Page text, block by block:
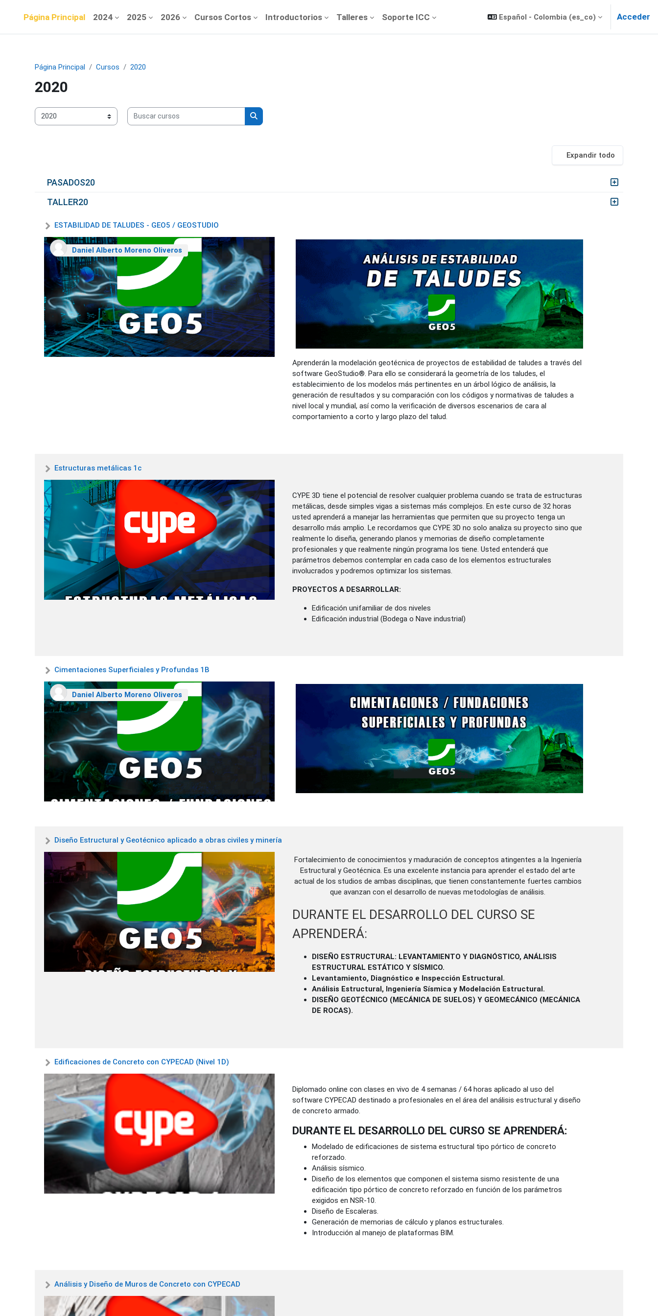
Página Principal 2024 2025 2026 Cursos Cortos Introductorios Talleres Soporte ICC Español - Colombia ‎(es_co)‎ Acceder
Página Principal Cursos 2020
2020
Categorías de curso
Buscar cursos
Buscar cursos
Expandir todo
PASADOS20
TALLER20
ESTABILIDAD DE TALUDES - GEO5 / GEOSTUDIO
Daniel Alberto Moreno Oliveros
Aprenderán la modelación geotécnica de proyectos de estabilidad de taludes a través del
software GeoStudio®. Para ello se considerará la geometría de los taludes, el
establecimiento de los modelos más pertinentes en un árbol lógico de análisis, la
generación de resultados y su comparación con los códigos y normativas de taludes a
nivel local y mundial, así como la verificación de diversos escenarios de cara al
comportamiento a corto y largo plazo del talud.
Estructuras metálicas 1c
CYPE 3D tiene el potencial de resolver cualquier problema cuando se trata de estructuras
metálicas, desde simples vigas a sistemas más complejos. En este curso de 32 horas
usted aprenderá a manejar las herramientas que permiten que su proyecto tenga un
desarrollo más amplio. Le recordamos que CYPE 3D no solo analiza su proyecto sino que
realmente lo diseña, generando planos y memorias de diseño completamente
profesionales y que realmente ningún programa los tiene. Usted entenderá que
parámetros debemos contemplar en cada caso de los elementos estructurales
involucrados y podremos optimizar los sistemas.
PROYECTOS A DESARROLLAR:
Edificación unifamiliar de dos niveles
Edificación industrial (Bodega o Nave industrial)
Cimentaciones Superficiales y Profundas 1B
Daniel Alberto Moreno Oliveros
Diseño Estructural y Geotécnico aplicado a obras civiles y minería
Fortalecimiento de conocimientos y maduración de conceptos atingentes a la Ingeniería
Estructural y Geotécnica. Es una excelente instancia para aprender el estado del arte
actual de los studios de ambas disciplinas, que tienen constantemente fuertes cambios
que avanzan con el desarrollo de nuevas metodologías de análisis.
DURANTE EL DESARROLLO DEL CURSO SE
APRENDERÁ:
DISEÑO ESTRUCTURAL: LEVANTAMIENTO Y DIAGNÓSTICO, ANÁLISIS
ESTRUCTURAL ESTÁTICO Y SÍSMICO.
Levantamiento, Diagnóstico e Inspección Estructural.
Análisis Estructural, Ingeniería Sísmica y Modelación Estructural.
DISEÑO GEOTÉCNICO (MECÁNICA DE SUELOS) Y GEOMECÁNICO (MECÁNICA
DE ROCAS).
Edificaciones de Concreto con CYPECAD (Nivel 1D)
Diplomado online con clases en vivo de 4 semanas / 64 horas aplicado al uso del
software CYPECAD destinado a profesionales en el área del análisis estructural y diseño
de concreto armado.
DURANTE EL DESARROLLO DEL CURSO SE APRENDERÁ:
Modelado de edificaciones de sistema estructural tipo pórtico de concreto
reforzado.
Análisis sísmico.
Diseño de los elementos que componen el sistema sismo resistente de una
edificación tipo pórtico de concreto reforzado en función de los parámetros
exigidos en NSR-10.
Diseño de Escaleras.
Generación de memorias de cálculo y planos estructurales.
Introducción al manejo de plataformas BIM.
Análisis y Diseño de Muros de Concreto con CYPECAD